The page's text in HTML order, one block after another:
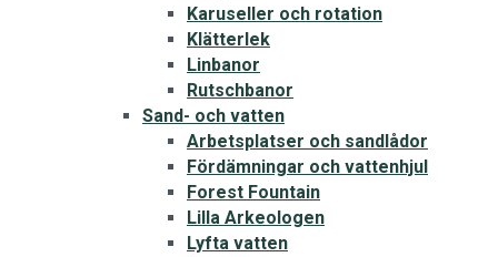
Karuseller och rotation
Klätterlek
Linbanor
Rutschbanor
Sand- och vatten
Arbetsplatser och sandlådor
Fördämningar och vattenhjul
Forest Fountain
Lilla Arkeologen
Lyfta vatten